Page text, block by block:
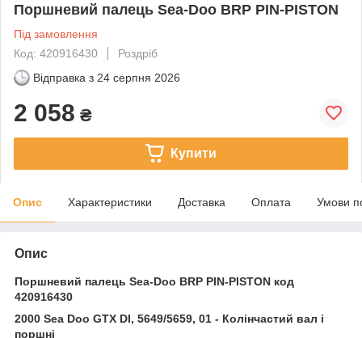
Поршневий палець Sea-Doo BRP PIN-PISTON
Під замовлення
Код: 420916430
Роздріб
Відправка з 24 серпня 2026
2 058 ₴
Купити
Опис Характеристики Доставка Оплата Умови
Опис
Поршневий палець Sea-Doo BRP PIN-PISTON код
420916430
2000 Sea Doo GTX DI, 5649/5659, 01 - Колінчастий вал і
поршні